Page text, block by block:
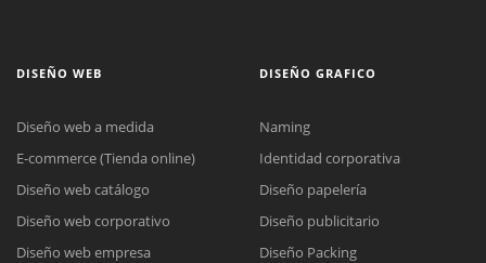
DISEÑO WEB
Diseño web a medida
E-commerce (Tienda online)
Diseño web catálogo
Diseño web corporativo
Diseño web empresa
DISEÑO GRAFICO
Naming
Identidad corporativa
Diseño papelería
Diseño publicitario
Diseño Packing